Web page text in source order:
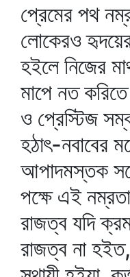
প্রেমের পথ
লোকেরও
হইলে নিজের
মাপে নত
ও প্রেস্টিজ
হঠাৎ-নবাবের
আপাদমস্তক
পক্ষে এই
রাজত্ব যদি
রাজত্ব না হইত,